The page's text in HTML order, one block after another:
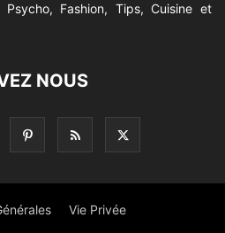
Fashion, Tips, Cuisine et
NOUS
Vie Privée